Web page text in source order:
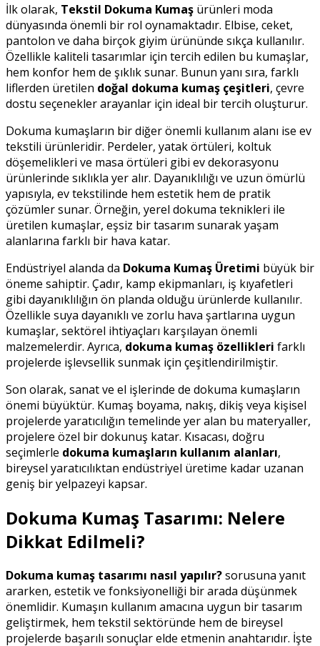
İlk olarak, Tekstil Dokuma Kumaş ürünleri moda
dünyasında önemli bir rol oynamaktadır. Elbise, ceket,
pantolon ve daha birçok giyim ürününde sıkça kullanılır.
Özellikle kaliteli tasarımlar için tercih edilen bu kumaşlar,
hem konfor hem de şıklık sunar. Bunun yanı sıra, farklı
liflerden üretilen doğal dokuma kumaş çeşitleri, çevre
dostu seçenekler arayanlar için ideal bir tercih oluşturur.
Dokuma kumaşların bir diğer önemli kullanım alanı ise ev
tekstili ürünleridir. Perdeler, yatak örtüleri, koltuk
döşemelikleri ve masa örtüleri gibi ev dekorasyonu
ürünlerinde sıklıkla yer alır. Dayanıklılığı ve uzun ömürlü
yapısıyla, ev tekstilinde hem estetik hem de pratik
çözümler sunar. Örneğin, yerel dokuma teknikleri ile
üretilen kumaşlar, eşsiz bir tasarım sunarak yaşam
alanlarına farklı bir hava katar.
Endüstriyel alanda da Dokuma Kumaş Üretimi büyük bir
öneme sahiptir. Çadır, kamp ekipmanları, iş kıyafetleri
gibi dayanıklılığın ön planda olduğu ürünlerde kullanılır.
Özellikle suya dayanıklı ve zorlu hava şartlarına uygun
kumaşlar, sektörel ihtiyaçları karşılayan önemli
malzemelerdir. Ayrıca, dokuma kumaş özellikleri farklı
projelerde işlevsellik sunmak için çeşitlendirilmiştir.
Son olarak, sanat ve el işlerinde de dokuma kumaşların
önemi büyüktür. Kumaş boyama, nakış, dikiş veya kişisel
projelerde yaratıcılığın temelinde yer alan bu materyaller,
projelere özel bir dokunuş katar. Kısacası, doğru
seçimlerle dokuma kumaşların kullanım alanları,
bireysel yaratıcılıktan endüstriyel üretime kadar uzanan
geniş bir yelpazeyi kapsar.
Dokuma Kumaş Tasarımı: Nelere
Dikkat Edilmeli?
Dokuma kumaş tasarımı nasıl yapılır?sorusuna yanıt
ararken, estetik ve fonksiyonelliği bir arada düşünmek
önemlidir. Kumaşın kullanım amacına uygun bir tasarım
geliştirmek, hem tekstil sektöründe hem de bireysel
projelerde başarılı sonuçlar elde etmenin anahtarıdır. İşte